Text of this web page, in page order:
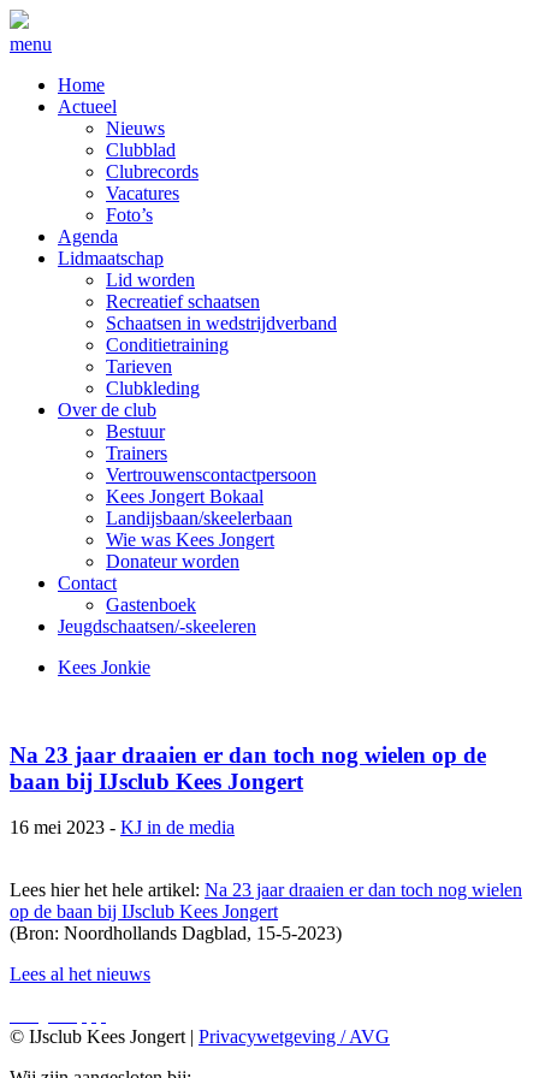
menu
Home
Actueel
Nieuws
Clubblad
Clubrecords
Vacatures
Foto’s
Agenda
Lidmaatschap
Lid worden
Recreatief schaatsen
Schaatsen in wedstrijdverband
Conditietraining
Tarieven
Clubkleding
Over de club
Bestuur
Trainers
Vertrouwenscontactpersoon
Kees Jongert Bokaal
Landijsbaan/skeelerbaan
Wie was Kees Jongert
Donateur worden
Contact
Gastenboek
Jeugdschaatsen/-skeeleren
Kees Jonkie
Na 23 jaar draaien er dan toch nog wielen op de
baan bij IJsclub Kees Jongert
16 mei 2023 - KJ in de media
Lees hier het hele artikel: Na 23 jaar draaien er dan toch nog wielen
op de baan bij IJsclub Kees Jongert
(Bron: Noordhollands Dagblad, 15-5-2023)
Lees al het nieuws
© IJsclub Kees Jongert | Privacywetgeving / AVG